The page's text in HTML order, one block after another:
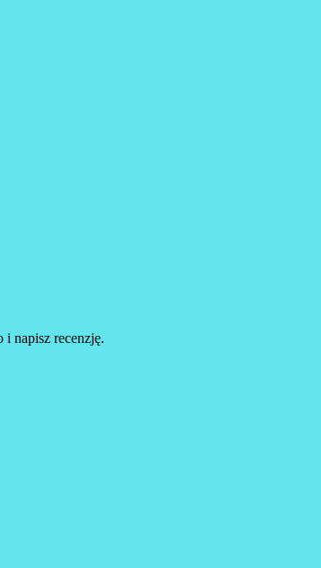
i napisz recenzję.